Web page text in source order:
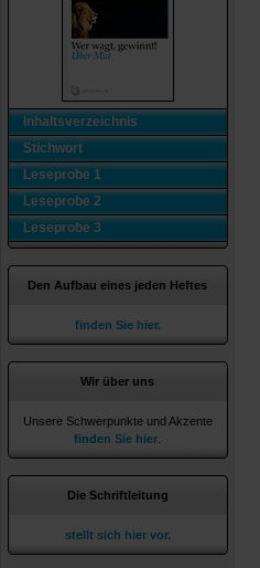
Inhaltsverzeichnis
Stichwort
Leseprobe 1
Leseprobe 2
Leseprobe 3
Den Aufbau eines jeden Heftes
finden Sie hier.
Wir über uns
Unsere Schwerpunkte und Akzente
finden Sie hier
Die Schriftleitung
stellt sich hier vor.